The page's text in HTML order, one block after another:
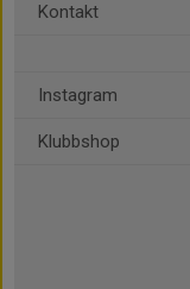
Kontakt
Instagram
Klubbshop